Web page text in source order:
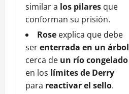
similar a los pilares que
conforman su prisión.
Rose explica que debe
serenterrada en un árbol
cerca de un río congelado
en los límites de Derry
para reactivar el sello.